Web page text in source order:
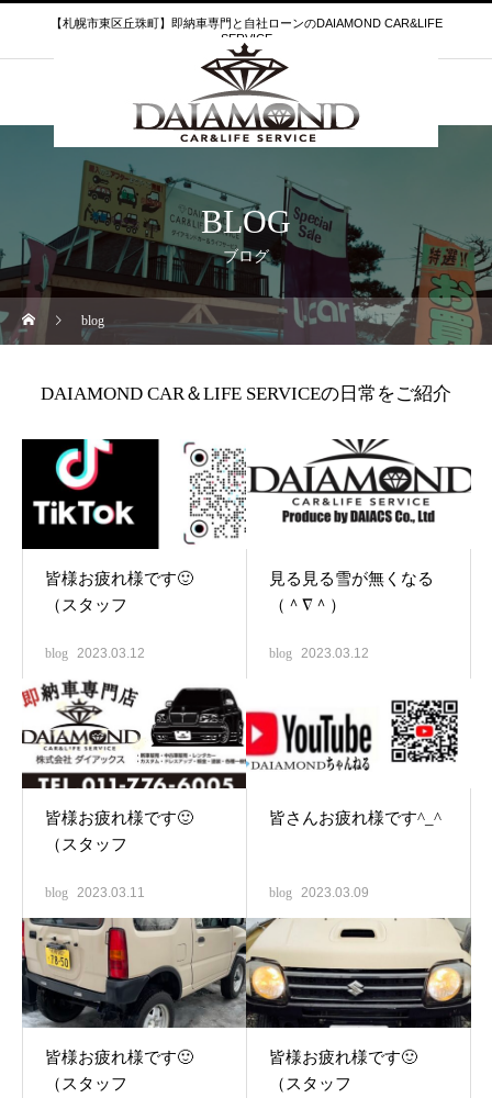
【札幌市東区丘珠町】即納車専門と自社ローンのDAIAMOND CAR&LIFE
SERVICE
BLOG
ブログ
blog
DAIAMOND CAR＆LIFE SERVICEの日常をご紹介
皆様お疲れ様です🙂
（スタッフ
blog 2023.03.12
見る見る雪が無くなる
（＾∇＾）
blog 2023.03.12
皆様お疲れ様です🙂
（スタッフ
blog 2023.03.11
皆さんお疲れ様です^_^
blog 2023.03.09
皆様お疲れ様です🙂
（スタッフ
皆様お疲れ様です🙂
（スタッフ